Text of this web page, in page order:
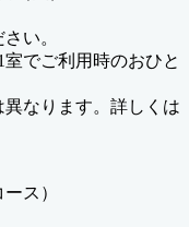
い。
でご利用時のおひと
なります。詳しくは
ス）